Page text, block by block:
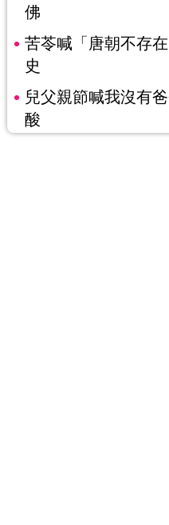
佛
苦苓喊「唐朝不存
史
兒父親節喊我沒有
酸